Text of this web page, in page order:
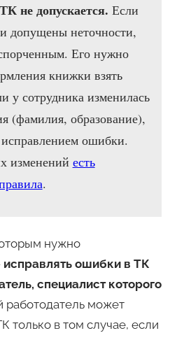
не допускается. Если
допущены неточности,
Его нужно
книжки взять
у сотрудника изменилась
(фамилия, образование),
исправлением ошибки.
изменений есть
.
нужно
исправлять ошибки в ТК
специалист которого
работодатель может
только в том случае, если